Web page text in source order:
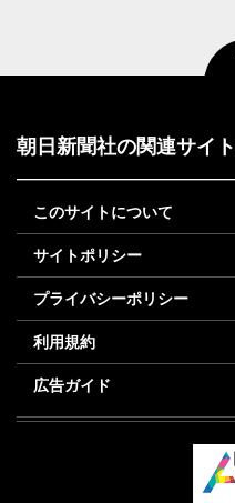
朝日新聞社の関連サイト
このサイトについて
サイトポリシー
プライバシーポリシー
利用規約
広告ガイド